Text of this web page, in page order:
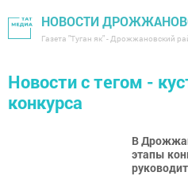
НОВОСТИ
Газета "Туган як" - Дрожжановский
Новости с тегом -
конкурса
В
этапы